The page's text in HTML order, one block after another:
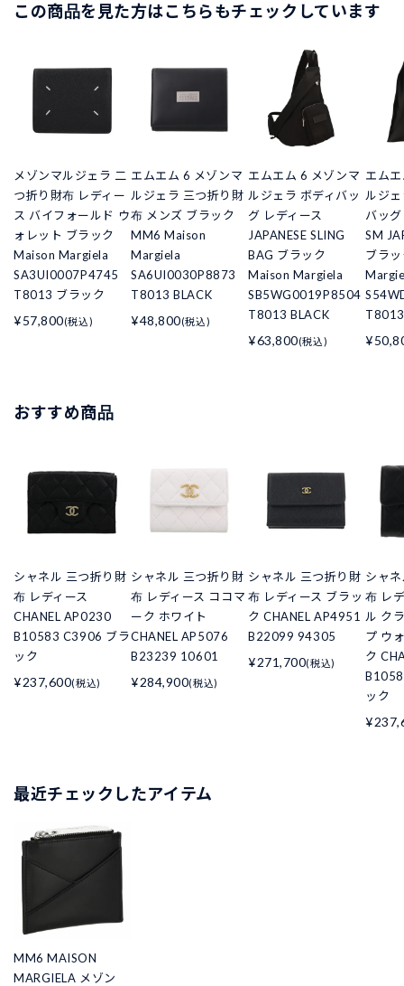
この商品を見た方はこちらもチェックしています
メゾンマルジェラ 二
つ折り財布 レディー
ス バイフォールド ウ
ォレット ブラック
Maison Margiela
SA3UI0007P4745
T8013 ブラック
¥57,800(税込)
エムエム 6 メゾンマ
ルジェラ 三つ折り財
布 メンズ ブラック
MM6 Maison
Margiela
SA6UI0030P8873
T8013 BLACK
¥48,800(税込)
エムエム 6 メゾンマ
ルジェラ ボディバッ
グ レディース
JAPANESE SLING
BAG ブラック
Maison Margiela
SB5WG0019P8504
T8013 BLACK
¥63,800(税込)
エム
ルジ
バッ
SM
ブラ
おすすめ商品
シャネル 三つ折り財
布 レディース
CHANEL AP0230
B10583 C3906 ブラ
ック
¥237,600(税込)
シャネル 三つ折り財
布 レディース ココマ
ーク ホワイト
CHANEL AP5076
B23239 10601
¥284,900(税込)
シャネル 三つ折り財
布 レディース ブラッ
ク CHANEL AP4951
B22099 94305
¥271,700(税込)
シャ
布 レ
ル ク
プ ウ
ク
ック
最近チェックしたアイテム
MM6 MAISON
MARGIELA メゾン